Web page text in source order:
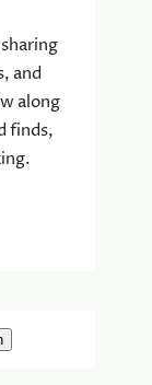
and
along
finds,